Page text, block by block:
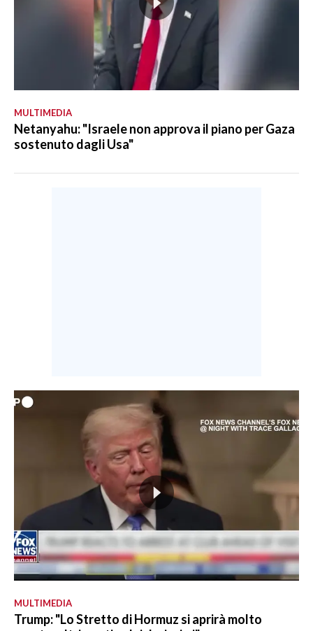
MULTIMEDIA
Netanyahu: "Israele non approva il piano per Gaza
sostenuto dagli Usa"
MULTIMEDIA
Trump: "Lo Stretto di Hormuz si aprirà molto